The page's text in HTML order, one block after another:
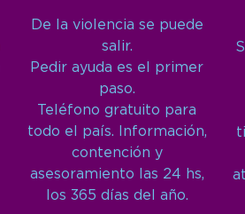
De la violencia se puede
salir.
Pedir ayuda es el primer
paso.
Teléfono gratuito para
todo el país. Información,
contención y
asesoramiento las 24 hs,
los 365 días del año.